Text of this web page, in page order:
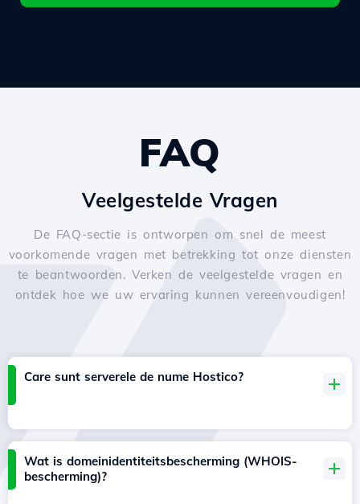
FAQ
Veelgestelde Vragen
De FAQ-sectie is ontworpen om snel de meest
voorkomende vragen met betrekking tot onze diensten
te beantwoorden. Verken de veelgestelde vragen en
ontdek hoe we uw ervaring kunnen vereenvoudigen!
Care sunt serverele de nume Hostico?
Wat is domeinidentiteitsbescherming (WHOIS-
bescherming)?